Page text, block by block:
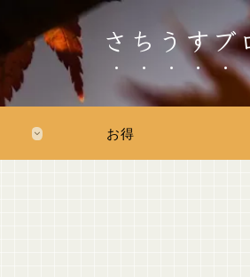
さちうすブ
お得